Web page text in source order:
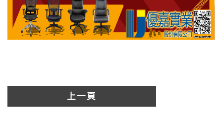
上一頁